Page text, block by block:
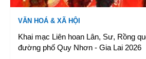
VĂN HOÁ & XÃ HỘI
Khai mạc Liên hoan Lân, Sư, Rồng
đường phố Quy Nhơn - Gia Lai 2026